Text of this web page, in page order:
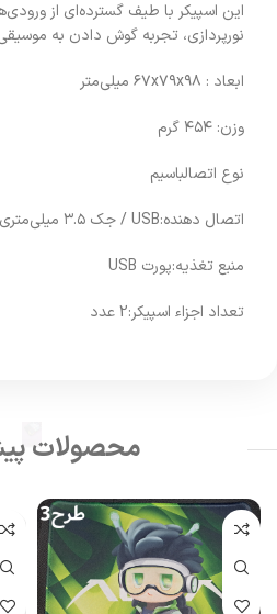
این اسپیکر با طیف گسترده‌ای از
نورپردازی، تجربه گوش دادن به
ابعاد : ۶۷x۷۹x۹۸ میلی‌متر
وزن: ۴۵۴ گرم
نوع اتصالباسیم
اتصال دهنده:USB / جک ۳.۵ میلی‌متری صدا
منبع تغذیه:پورت USB
تعداد اجزاء اسپیکر:2 عدد
محصولات